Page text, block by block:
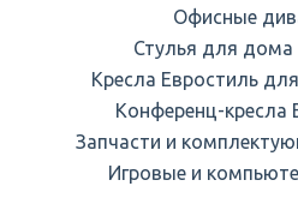
Офисные
Стулья для дома
Кресла Евростиль
Конференц-кресла
Запчасти и
Игровые и